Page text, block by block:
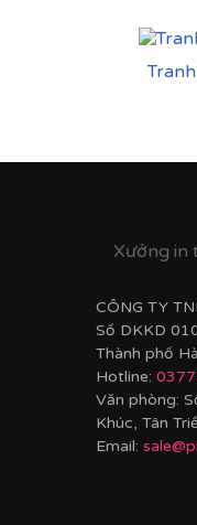
Xưởng in
CÔNG TY
Số DKKD
Thành phố
Hotline:
Văn phòng:
Khúc, Tân
Email: